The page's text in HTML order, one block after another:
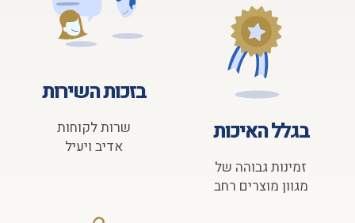
בגלל האיכות
זמינות גבוהה של
מגוון מוצרים רחב
בזכות השירות
שרות לקוחות
אדיב ויעיל